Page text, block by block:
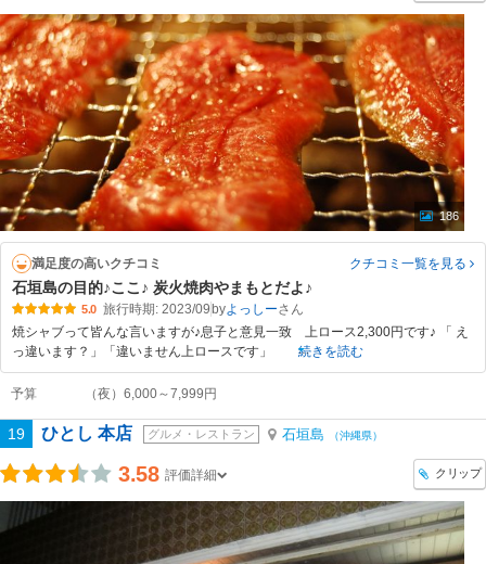
186
満足度の高いクチコミ クチコミ一覧を見る
石垣島の目的♪ここ♪ 炭火焼肉やまもとだよ♪
5.0 旅行時期: 2023/09 byよっしー
焼シャブって皆んな言いますが♪息子と意見一致 上ロース2,300円です♪ 「 え
っ違います？」「違いません上ロースです」
続きを読む
予算 （夜）6,000～7,999円
19 ひとし 本店 グルメ・レストラン 石垣島 （沖縄県）
3.58 評価詳細 クリップ